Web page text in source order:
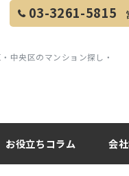
03-3261-5815
中央区のマンション探し・
お役立ちコラム 会